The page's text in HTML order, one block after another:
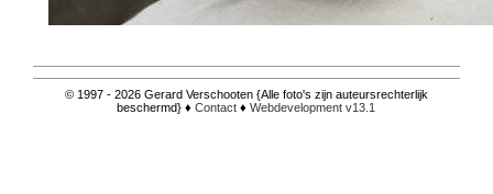
© 1997 - 2026 Gerard Verschooten {Alle foto's zijn auteursrechterlijk
beschermd} ♦Contact ♦Webdevelopment v13.1